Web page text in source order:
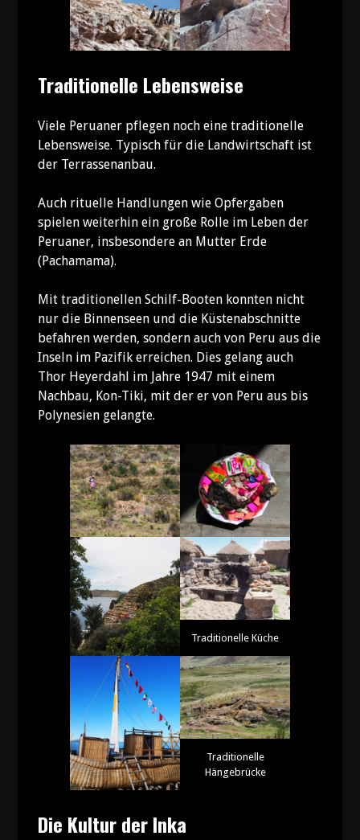
Traditionelle Lebensweise
Viele Peruaner pflegen noch eine traditionelle
Lebensweise. Typisch für die Landwirtschaft ist
der Terrassenanbau.
Auch rituelle Handlungen wie Opfergaben
spielen weiterhin ein große Rolle im Leben der
Peruaner, insbesondere an Mutter Erde
(Pachamama).
Mit traditionellen Schilf-Booten konnten nicht
nur die Binnenseen und die Küstenabschnitte
befahren werden, sondern auch von Peru aus die
Inseln im Pazifik erreichen. Dies gelang auch
Thor Heyerdahl im Jahre 1947 mit einem
Nachbau, Kon-Tiki, mit der er von Peru aus bis
Polynesien gelangte.
Traditionelle Küche
Traditionelle
Hängebrücke
Die Kultur der Inka